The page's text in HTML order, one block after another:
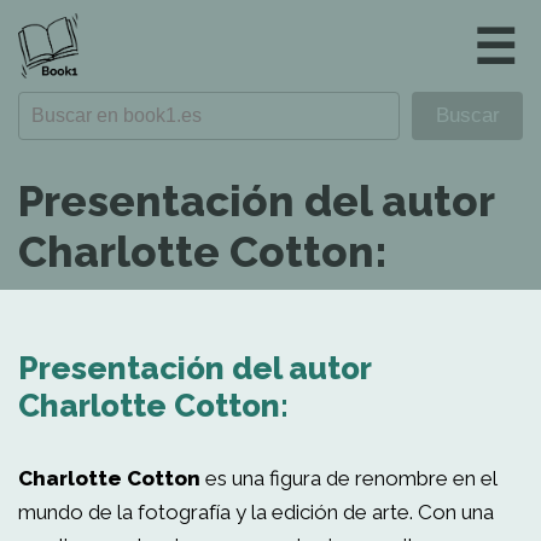
☰
Presentación del autor
Charlotte Cotton:
Presentación del autor
Charlotte Cotton:
Charlotte Cotton es una figura de renombre en el
mundo de la fotografía y la edición de arte. Con una